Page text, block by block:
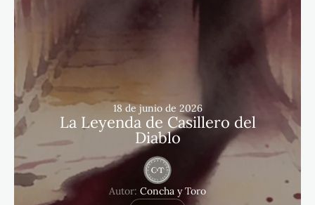
18 de junio de 2026
La Leyenda de Casillero del
Diablo
Autor: Concha y Toro